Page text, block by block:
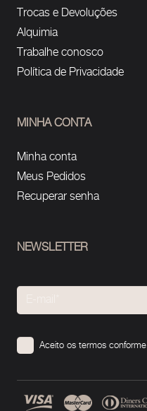
Trocas e Devoluções
Alquimia
Trabalhe conosco
Política de Privacidade
MINHA CONTA
Minha conta
Meus Pedidos
Recuperar senha
NEWSLETTER
Aceito os termos conforme